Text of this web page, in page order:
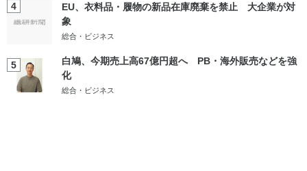
4
EU、衣料品・履物の新品在庫廃棄を禁止 大企業が対
象
総合・ビジネス
5
白鳩、今期売上高67億円超へ PB・海外販売などを強
化
総合・ビジネス